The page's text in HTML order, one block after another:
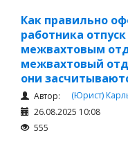
Как правильно
работника
межвахтовым
межвахтовый
они
Автор:
(Юрист)
26.08.2025 10:08
555